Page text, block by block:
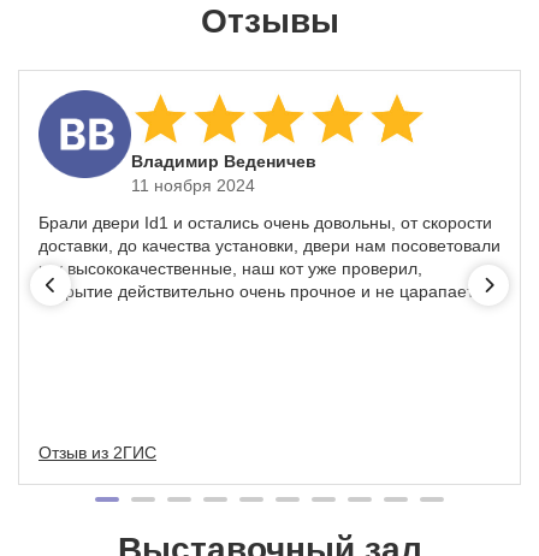
Отзывы
​Владимир Веденичев
11 ноября 2024
Брали двери Id1 и остались очень довольны, от скорости
доставки, до качества установки, двери нам посоветовали
как высококачественные, наш кот уже проверил,
покрытие действительно очень прочное и не царапается
Отзыв из 2ГИС